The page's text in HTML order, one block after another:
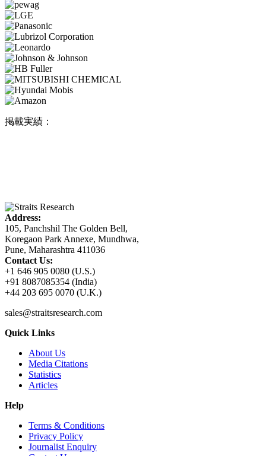
掲載実績：
Address:
105, Panchshil The Golden Bell,
Koregaon Park Annexe, Mundhwa,
Pune, Maharashtra 411036
Contact Us:
+1 646 905 0080 (U.S.)
+91 8087085354 (India)
+44 203 695 0070 (U.K.)
sales@straitsresearch.com
Quick Links
About Us
Media Citations
Statistics
Articles
Help
Terms & Conditions
Privacy Policy
Journalist Enquiry